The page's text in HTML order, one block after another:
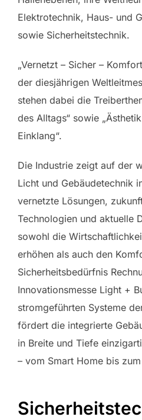
Elektrotechnik, Haus- und
sowie Sicherheitstechnik.
„Vernetzt – Sicher –
der diesjährigen
stehen dabei die
des Alltags“ sowie
Einklang“.
Die Industrie zeigt auf der
Licht und Gebäudetechnik
vernetzte Lösungen,
Technologien und aktuelle
sowohl die
erhöhen als auch den
Sicherheitsbedürfnis
Innovationsmesse Light +
stromgeführten Systeme
fördert die integrierte
in Breite und Tiefe
– vom Smart Home bis